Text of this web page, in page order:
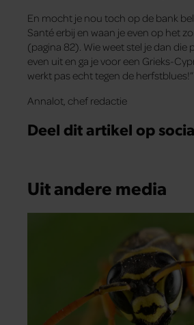
En mocht je nou toch op de bank
Santé erbij en waan je even op het
(pagina 82). Wie weet stel je dan
even uit en ga je voor een Grieks-
werkt pas echt tegen de herfstblues!”
Annalot, chef redactie
Deel dit artikel op
Uit andere media